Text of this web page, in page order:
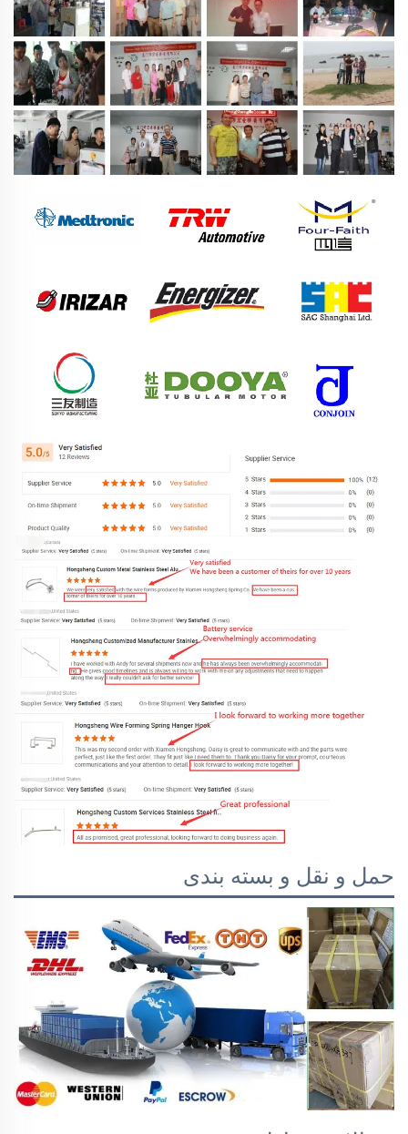
حمل و نقل و بسته بندی